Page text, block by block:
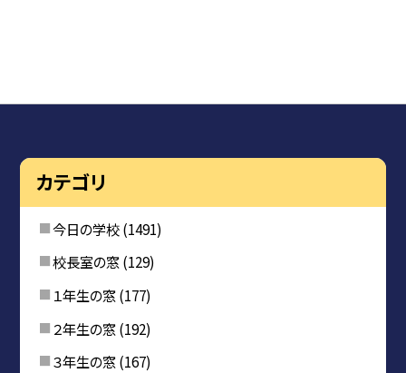
カテゴリ
今日の学校(1491)
校長室の窓(129)
１年生の窓(177)
２年生の窓(192)
３年生の窓(167)